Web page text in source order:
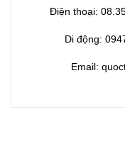
Điện thoại:
Di động:
Email: